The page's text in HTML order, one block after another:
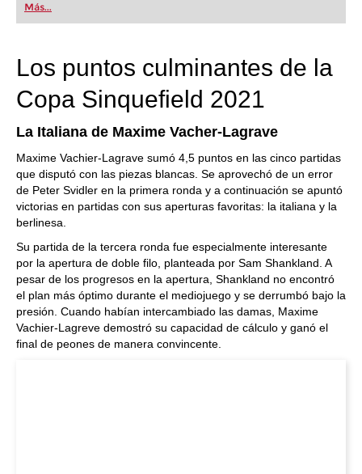
Más...
Los puntos culminantes de la
Copa Sinquefield 2021
La Italiana de Maxime Vacher-Lagrave
Maxime Vachier-Lagrave sumó 4,5 puntos en las cinco partidas
que disputó con las piezas blancas. Se aprovechó de un error
de Peter Svidler en la primera ronda y a continuación se apuntó
victorias en partidas con sus aperturas favoritas: la italiana y la
berlinesa.
Su partida de la tercera ronda fue especialmente interesante
por la apertura de doble filo, planteada por Sam Shankland. A
pesar de los progresos en la apertura, Shankland no encontró
el plan más óptimo durante el mediojuego y se derrumbó bajo la
presión. Cuando habían intercambiado las damas, Maxime
Vachier-Lagreve demostró su capacidad de cálculo y ganó el
final de peones de manera convincente.